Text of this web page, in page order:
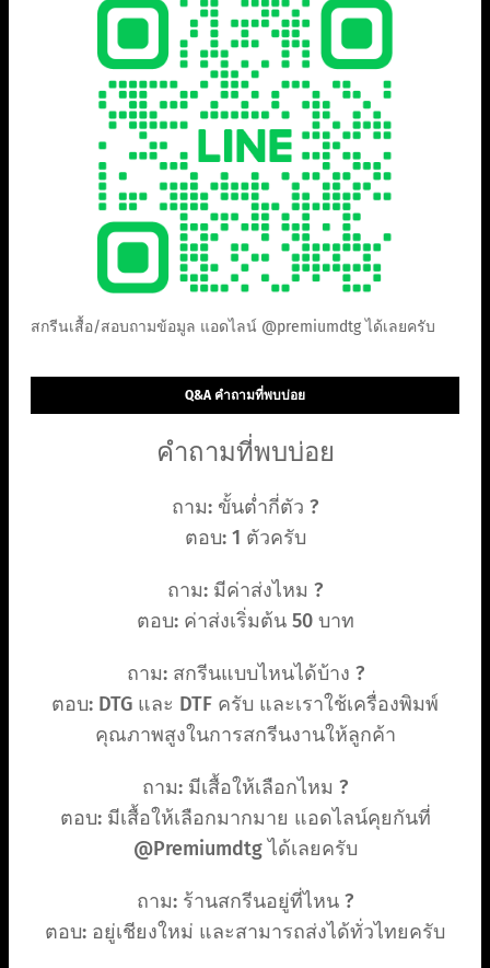
สกรีนเสื้อ/สอบถามข้อมูล แอดไลน์ @premiumdtg ได้เลยครับ
Q&A คำถามที่พบบ่อย
คำถามที่พบบ่อย
ถาม: ขั้นต่ำกี่ตัว ?
ตอบ: 1 ตัวครับ
ถาม: มีค่าส่งไหม ?
ตอบ: ค่าส่งเริ่มต้น 50 บาท
ถาม: สกรีนแบบไหนได้บ้าง ?
ตอบ: DTG และ DTF ครับ และเราใช้เครื่องพิมพ์
คุณภาพสูงในการสกรีนงานให้ลูกค้า
ถาม: มีเสื้อให้เลือกไหม ?
ตอบ: มีเสื้อให้เลือกมากมาย แอดไลน์คุยกันที่
@Premiumdtg ได้เลยครับ
ถาม: ร้านสกรีนอยู่ที่ไหน ?
ตอบ: อยู่เชียงใหม่ และสามารถส่งได้ทั่วไทยครับ